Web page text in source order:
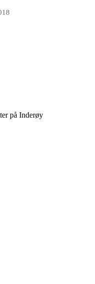
på Inderøy